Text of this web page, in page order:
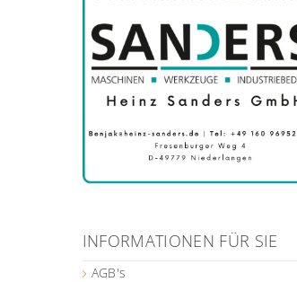
INFORMATIONEN FÜR SIE
AGB's